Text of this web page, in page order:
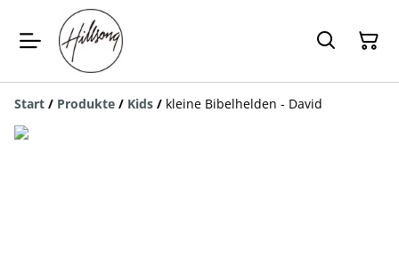
Start / Produkte / Kids / kleine Bibelhelden - David